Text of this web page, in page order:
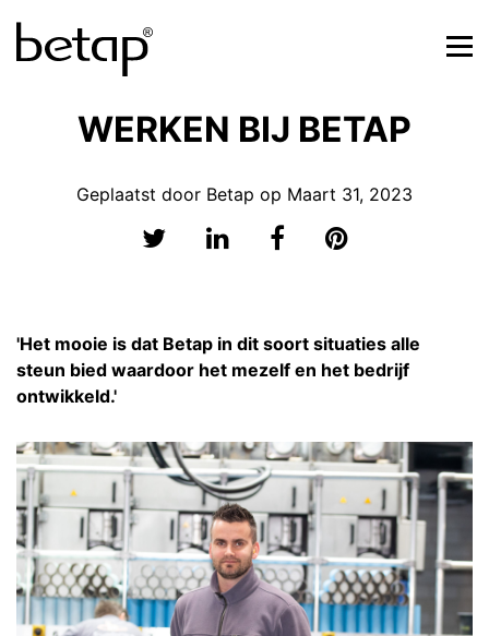
WERKEN BIJ BETAP
Geplaatst door Betap op Maart 31, 2023
'Het mooie is dat Betap in dit soort situaties alle
steun bied waardoor het mezelf en het bedrijf
ontwikkeld.'